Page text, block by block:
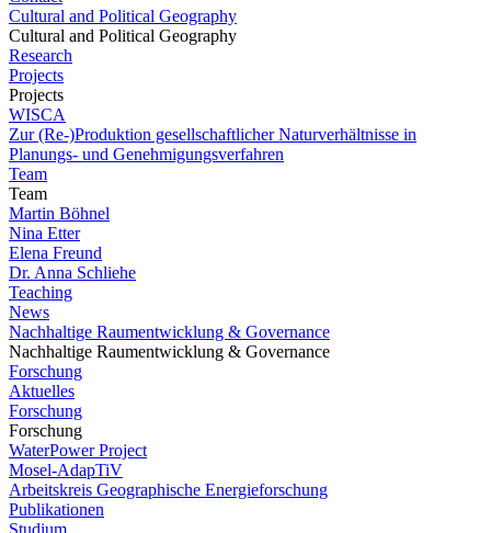
Cultural and Political Geography
Cultural and Political Geography
Research
Projects
Projects
WISCA
Zur (Re-)Produktion gesellschaftlicher Naturverhältnisse in
Planungs- und Genehmigungsverfahren
Team
Team
Martin Böhnel
Nina Etter
Elena Freund
Dr. Anna Schliehe
Teaching
News
Nachhaltige Raumentwicklung & Governance
Nachhaltige Raumentwicklung & Governance
Forschung
Aktuelles
Forschung
Forschung
WaterPower Project
Mosel-AdapTiV
Arbeitskreis Geographische Energieforschung
Publikationen
Studium